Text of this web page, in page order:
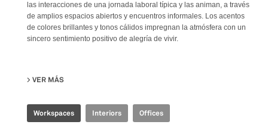
las interacciones de una jornada laboral típica y las animan, a través
de amplios espacios abiertos y encuentros informales. Los acentos
de colores brillantes y tonos cálidos impregnan la atmósfera con un
sincero sentimiento positivo de alegría de vivir.
VER MÁS
Workspaces Interiors Offices